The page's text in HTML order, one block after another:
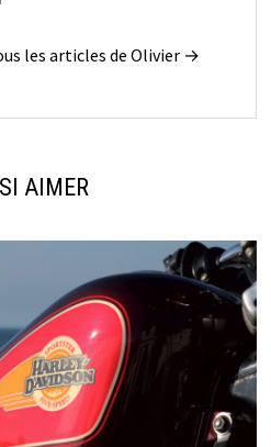
les articles de Olivier →
AIMER